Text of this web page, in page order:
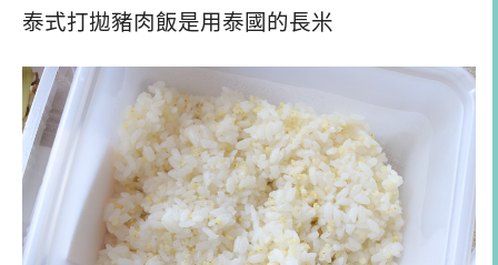
泰式打拋豬肉飯是用泰國的長米